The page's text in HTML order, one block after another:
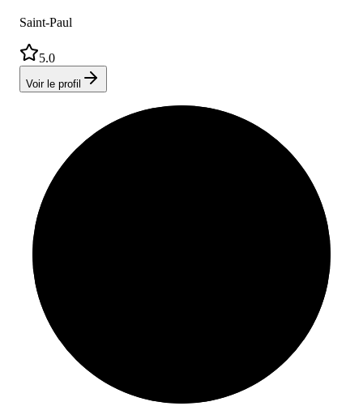
Saint-Paul
5.0
Voir le profil